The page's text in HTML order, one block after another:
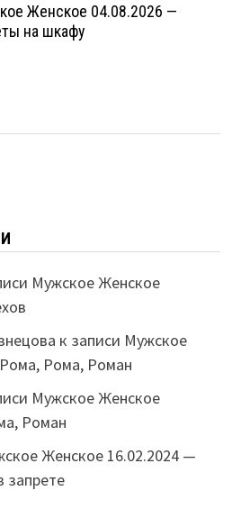
Женское 04.08.2026 —
на шкафу
Мужское Женское
к записи Мужское
Рома, Роман
Мужское Женское
Роман
Женское 16.02.2024 —
запрете